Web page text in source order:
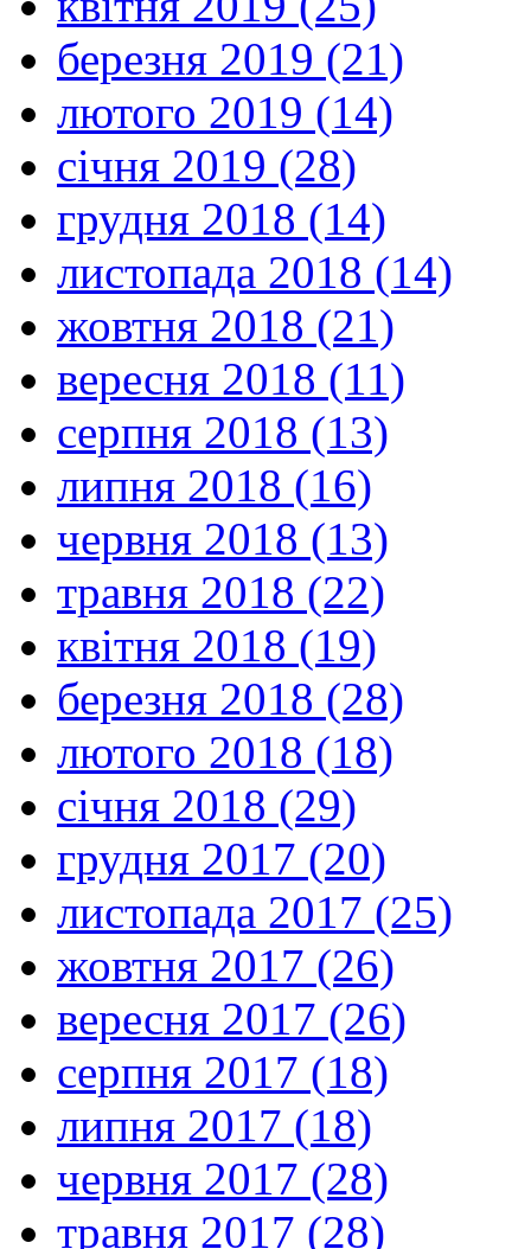
березня 2019 (21)
лютого 2019 (14)
січня 2019 (28)
грудня 2018 (14)
листопада 2018 (14)
жовтня 2018 (21)
вересня 2018 (11)
серпня 2018 (13)
липня 2018 (16)
червня 2018 (13)
травня 2018 (22)
квітня 2018 (19)
березня 2018 (28)
лютого 2018 (18)
січня 2018 (29)
грудня 2017 (20)
листопада 2017 (25)
жовтня 2017 (26)
вересня 2017 (26)
серпня 2017 (18)
липня 2017 (18)
червня 2017 (28)
травня 2017 (28)